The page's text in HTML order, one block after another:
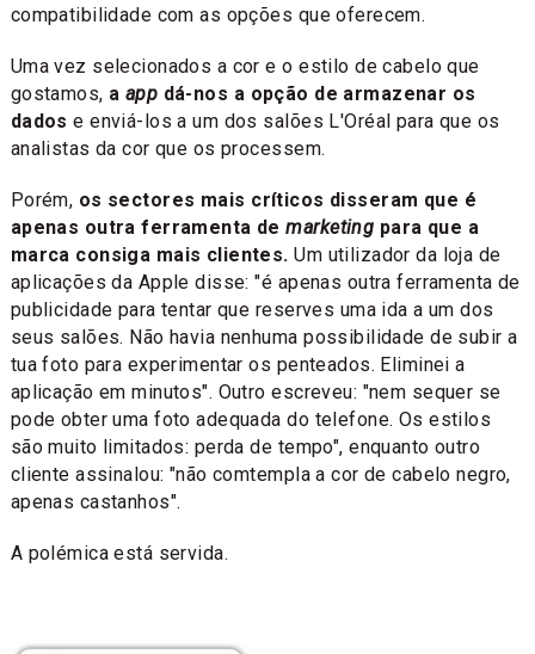
compatibilidade com as opções que oferecem.
Uma vez selecionados a cor e o estilo de cabelo que
gostamos, a app dá-nos a opção de armazenar os
dados e enviá-los a um dos salões L'Oréal para que os
analistas da cor que os processem.
Porém, os sectores mais críticos disseram que é
apenas outra ferramenta demarketing para que a
marca consiga mais clientes. Um utilizador da loja de
aplicações da Apple disse: "é apenas outra ferramenta de
publicidade para tentar que reserves uma ida a um dos
seus salões. Não havia nenhuma possibilidade de subir a
tua foto para experimentar os penteados. Eliminei a
aplicação em minutos". Outro escreveu: "nem sequer se
pode obter uma foto adequada do telefone. Os estilos
são muito limitados: perda de tempo", enquanto outro
cliente assinalou: "não comtempla a cor de cabelo negro,
apenas castanhos".
A polémica está servida.